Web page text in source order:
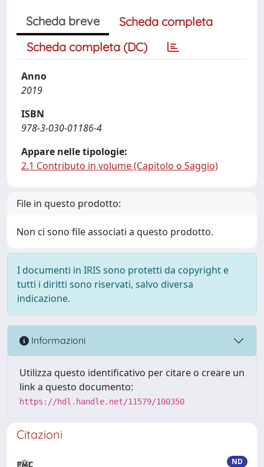
Scheda breve
Scheda completa
Scheda completa (DC)
Anno
2019
ISBN
978-3-030-01186-4
Appare nelle tipologie:
2.1 Contributo in volume (Capitolo o Saggio)
File in questo prodotto:
Non ci sono file associati a questo prodotto.
I documenti in IRIS sono protetti da copyright e
tutti i diritti sono riservati, salvo diversa
indicazione.
Informazioni
Utilizza questo identificativo per citare o creare un
link a questo documento:
https://hdl.handle.net/11579/100350
Citazioni
ND